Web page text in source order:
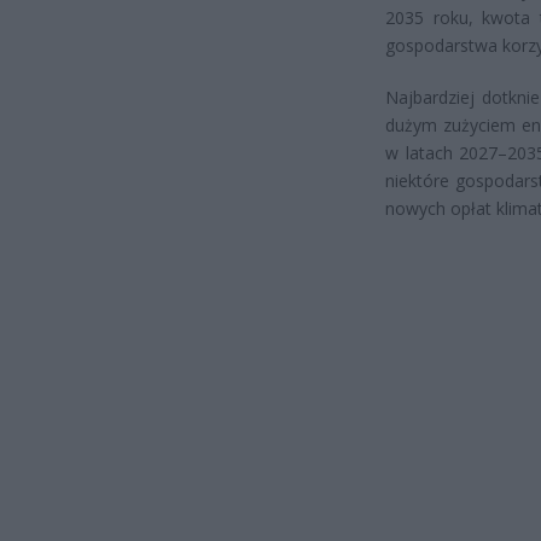
2035 roku, kwota
gospodarstwa
Najbardziej
dużym zużyciem
w latach
niektóre
nowych opłat